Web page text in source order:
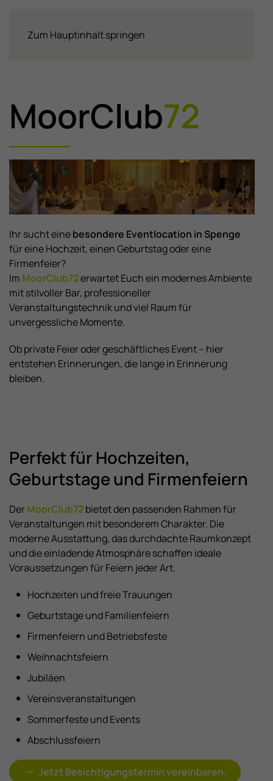
Zum Hauptinhalt springen
MoorClub72
Ihr sucht einebesondere Eventlocation in Spenge
für eine Hochzeit, einen Geburtstag oder eine
Firmenfeier?
Im MoorClub72erwartet Euch ein modernes Ambiente
mit stilvoller Bar, professioneller
Veranstaltungstechnik und viel Raum für
unvergessliche Momente.
Ob private Feier oder geschäftliches Event – hier
entstehen Erinnerungen, die lange in Erinnerung
bleiben.
Perfekt für Hochzeiten,
Geburtstage und Firmenfeiern
DerMoorClub72bietet den passenden Rahmen für
Veranstaltungen mit besonderem Charakter. Die
moderne Ausstattung, das durchdachte Raumkonzept
und die einladende Atmosphäre schaffen ideale
Voraussetzungen für Feiern jeder Art.
Hochzeiten und freie Trauungen
Geburtstage und Familienfeiern
Firmenfeiern und Betriebsfeste
Weihnachtsfeiern
Jubiläen
Vereinsveranstaltungen
Sommerfeste und Events
Abschlussfeiern
Jetzt Besichtigungstermin vereinbaren.